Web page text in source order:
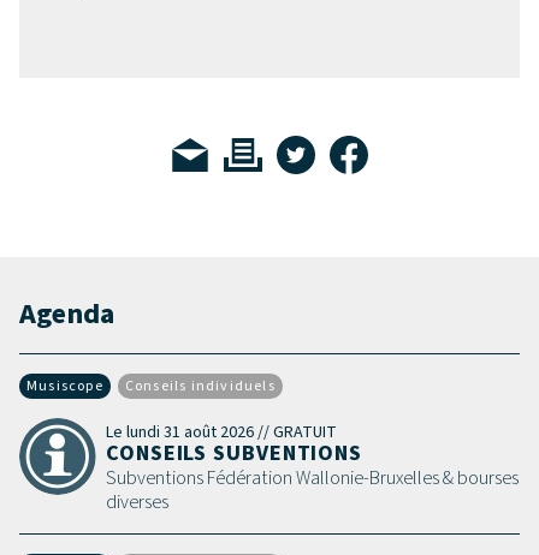
Agenda
Musiscope Conseils individuels
Le lundi 31 août 2026 // GRATUIT
CONSEILS SUBVENTIONS
Subventions Fédération Wallonie-Bruxelles & bourses
diverses